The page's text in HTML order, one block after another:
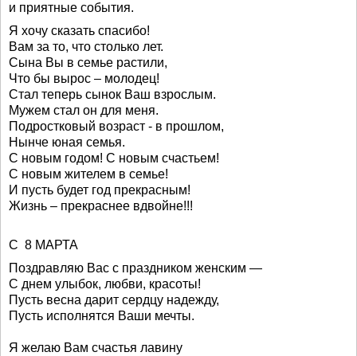
и приятные события.
Я хочу сказать спасибо!
Вам за то, что столько лет.
Сына Вы в семье растили,
Что бы вырос – молодец!
Стал теперь сынок Ваш взрослым.
Мужем стал он для меня.
Подростковый возраст - в прошлом,
Нынче юная семья.
С новым годом! C новым счастьем!
С новым жителем в семье!
И пусть будет год прекрасным!
Жизнь – прекраснее вдвойне!!!
С 8 МАРТА
Поздравляю Вас с праздником женским —
С днем улыбок, любви, красоты!
Пусть весна дарит сердцу надежду,
Пусть исполнятся Ваши мечты.
Я желаю Вам счастья лавину